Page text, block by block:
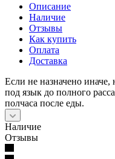
Описание
Наличие
Отзывы
Как купить
Оплата
Доставка
Если не назначено иначе,
под язык до полного
полчаса после еды.
Наличие
Отзывы